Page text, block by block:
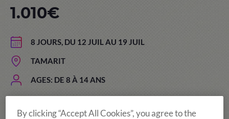
8 JOURS, DU 12 JUIL AU 19 JUIL
TAMARIT
AGES: DE 8 À 14 ANS
1.010€
By clicking “Accept All Cookies”, you agree to the